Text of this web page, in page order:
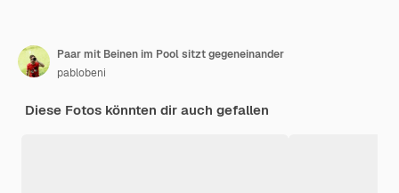
Paar mit Beinen im Pool sitzt gegeneinander
pablobeni
Diese Fotos könnten dir auch gefallen